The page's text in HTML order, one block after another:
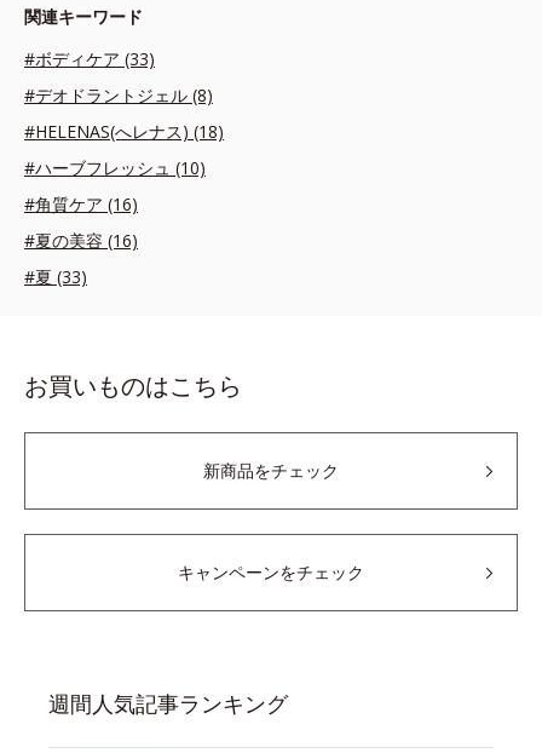
関連キーワード
#ボディケア (33)
#デオドラントジェル (8)
#HELENAS(へレナス) (18)
#ハーブフレッシュ (10)
#角質ケア (16)
#夏の美容 (16)
#夏 (33)
お買いものはこちら
新商品をチェック
キャンペーンをチェック
週間人気記事ランキング